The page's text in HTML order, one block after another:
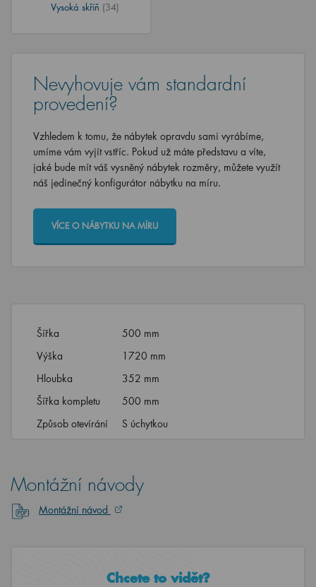
Vysoká skříň (34)
Nevyhovuje vám standardní
provedení?
Vzhledem k tomu, že nábytek opravdu sami vyrábíme,
umíme vám vyjít vstříc. Pokud už máte představu a víte,
jaké bude mít váš vysněný nábytek rozměry, můžete využít
náš jedinečný konfigurátor nábytku na míru.
VÍCE O NÁBYTKU NA MÍRU
Šířka
500 mm
Výška
1720 mm
Hloubka
352 mm
Šířka kompletu
500 mm
Způsob otevírání
S úchytkou
Montážní návody
Montážní návod
Chcete to vidět?